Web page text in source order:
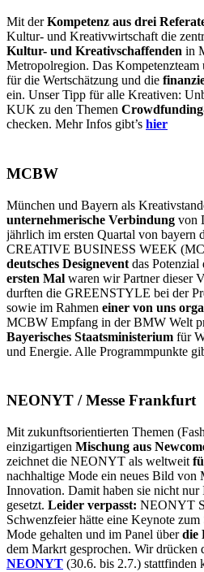
Mit derKompetenz aus drei
Kultur- und Kreativwirtschaft die
Kultur- und Kreativschaffenden in
Metropolregion. Das Kompetenzteam
für die Wertschätzung und die
ein. Unser Tipp für alle Kreativen:
KUK zu den Themen
checken. Mehr Infos gibt’s hier
MCBW
München und Bayern als
unternehmerische Verbindung von
jährlich im ersten Quartal von bayern
CREATIVE BUSINESS WEEK
deutsches Designevent das
ersten Mal waren wir Partner dieser
durften die GREENSTYLE bei der
sowie im Rahmen einer von uns
MCBW Empfang in der BMW Welt
Bayerisches Staatsministerium für
und Energie. Alle Programmpunkte
NEONYT / Messe Frankfurt
Mit zukunftsorientierten Themen
einzigartigen Mischung aus
zeichnet die NEONYT als weltweit
nachhaltige Mode ein neues Bild von
Innovation. Damit haben sie nicht
gesetzt. Leider verpasst: NEONYT
Schwenzfeier hätte eine Keynote
Mode gehalten und im Panel überdie
dem Markrt gesprochen. Wir drücken
NEONYT (30.6. bis 2.7.) stattfinden